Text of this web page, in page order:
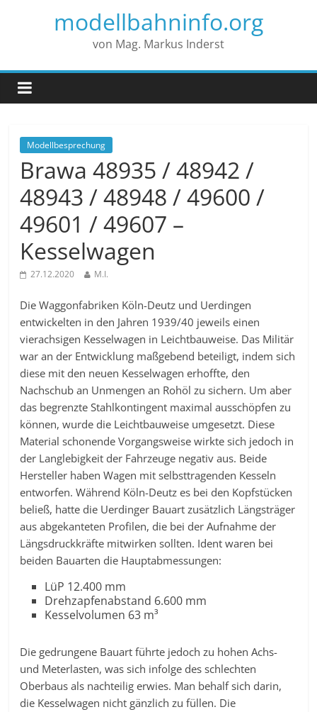
modellbahninfo.org
von Mag. Markus Inderst
Modellbesprechung
Brawa 48935 / 48942 /
48943 / 48948 / 49600 /
49601 / 49607 –
Kesselwagen
27.12.2020 M.I.
Die Waggonfabriken Köln-Deutz und Uerdingen
entwickelten in den Jahren 1939/40 jeweils einen
vierachsigen Kesselwagen in Leichtbauweise. Das Militär
war an der Entwicklung maßgebend beteiligt, indem sich
diese mit den neuen Kesselwagen erhoffte, den
Nachschub an Unmengen an Rohöl zu sichern. Um aber
das begrenzte Stahlkontingent maximal ausschöpfen zu
können, wurde die Leichtbauweise umgesetzt. Diese
Material schonende Vorgangsweise wirkte sich jedoch in
der Langlebigkeit der Fahrzeuge negativ aus. Beide
Hersteller haben Wagen mit selbsttragenden Kesseln
entworfen. Während Köln-Deutz es bei den Kopfstücken
beließ, hatte die Uerdinger Bauart zusätzlich Längsträger
aus abgekanteten Profilen, die bei der Aufnahme der
Längsdruckkräfte mitwirken sollten. Ident waren bei
beiden Bauarten die Hauptabmessungen:
LüP 12.400 mm
Drehzapfenabstand 6.600 mm
Kesselvolumen 63 m³
Die gedrungene Bauart führte jedoch zu hohen Achs-
und Meterlasten, was sich infolge des schlechten
Oberbaus als nachteilig erwies. Man behalf sich darin,
die Kesselwagen nicht gänzlich zu füllen. Die